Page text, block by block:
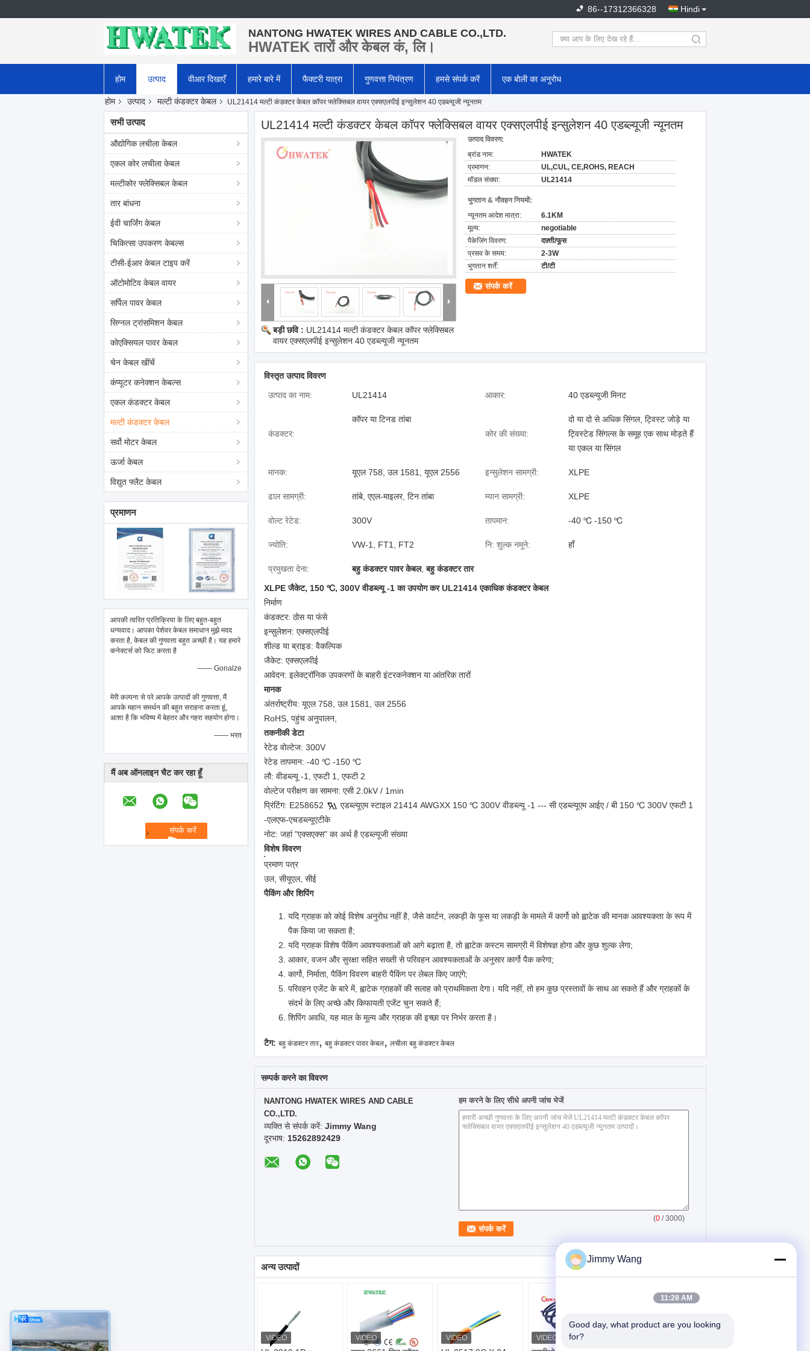
Hindi
86--17312366328
NANTONG HWATEK WIRES AND CABLE CO.,LTD.
HWATEK तारों और केबल कं, लि। search
होम उत्पाद वीआर दिखाएँ हमारे बारे में फैक्टरी यात्रा गुणवत्ता नियंत्रण हमसे संपर्क करें एक बोली का अनुरोध
होम उत्पाद मल्टी कंडक्टर केबल UL21414 मल्टी कंडक्टर केबल कॉपर फ्लेक्सिबल वायर एक्सएलपीई इन्सुलेशन 40 एडब्ल्यूजी न्यूनतम
सभी उत्पाद
औद्योगिक लचीला केबल
एकल कोर लचीला केबल
मल्टीकोर फ्लेक्सिबल केबल
तार बांधना
ईवी चार्जिंग केबल
चिकित्सा उपकरण केबल्स
टीसी-ईआर केबल टाइप करें
ऑटोमोटिव केबल वायर
सर्पिल पावर केबल
सिग्नल ट्रांसमिशन केबल
कोएक्सियल पावर केबल
चेन केबल खींचें
कंप्यूटर कनेक्शन केबल्स
एकल कंडक्टर केबल
मल्टी कंडक्टर केबल
सर्वो मोटर केबल
ऊर्जा केबल
विद्युत फ्लैट केबल
प्रमाणन
आपकी त्वरित प्रतिक्रिया के लिए बहुत-बहुत
धन्यवाद। आपका पेशेवर केबल समाधान मुझे मदद
करता है, केबल की गुणवत्ता बहुत अच्छी है। यह हमारे
कनेक्टर्स को फिट करता है
—— Gonalze
मेरी कल्पना से परे आपके उत्पादों की गुणवत्ता, मैं
आपके महान समर्थन की बहुत सराहना करता हूं,
आशा है कि भविष्य में बेहतर और गहरा सहयोग होगा।
—— भरत
मैं अब ऑनलाइन चैट कर रहा हूँ
UL21414 मल्टी कंडक्टर केबल कॉपर फ्लेक्सिबल वायर एक्सएलपीई इन्सुलेशन 40 एडब्ल्यूजी न्यूनतम
बड़ी छवि : UL21414 मल्टी कंडक्टर केबल कॉपर फ्लेक्सिबल
वायर एक्सएलपीई इन्सुलेशन 40 एडब्ल्यूजी न्यूनतम
उत्पाद विवरण:
ब्रांड नाम:
HWATEK
प्रमाणन:
UL,CUL, CE,ROHS, REACH
मॉडल संख्या:
UL21414
भुगतान & नौवहन नियमों:
न्यूनतम आदेश मात्रा:
6.1KM
मूल्य:
negotiable
पैकेजिंग विवरण:
दफ़्ती/फूस
प्रसव के समय:
2-3W
भुगतान शर्तें:
टी/टी
संपर्क करें
विस्तृत उत्पाद विवरण
उत्पाद का नाम:
UL21414 आकार: 40 एडब्ल्यूजी मिनट
कंडक्टर:
कॉपर या टिनड तांबा
कोर की संख्या:
दो या दो से अधिक सिंगल, ट्विस्ट जोड़े या
ट्विस्टेड सिंगल्स के समूह एक साथ मोड़ते हैं
या एकल या सिंगल
मानक: यूएल 758, उल 1581, यूएल 2556 इन्सुलेशन सामग्री: XLPE
ढाल सामग्री: तांबे, एएल-माइलर, टिन तांबा म्यान सामग्री: XLPE
वोल्ट रेटेड: 300V तापमान: -40 ℃ -150 ℃
ज्योति: VW-1, FT1, FT2 नि: शुल्क नमूने: हाँ
प्रमुखता देना: बहु कंडक्टर पावर केबल,बहु कंडक्टर तार
XLPE जैकेट, 150 ℃, 300V वीडब्ल्यू -1 का उपयोग कर UL21414 एकाधिक कंडक्टर केबल
निर्माण
कंडक्टर: ठोस या फंसे
इन्सुलेशन: एक्सएलपीई
शील्ड या ब्राइड: वैकल्पिक
जैकेट: एक्सएलपीई
आवेदन: इलेक्ट्रॉनिक उपकरणों के बाहरी इंटरकनेक्शन या आंतरिक तारों
मानक
अंतर्राष्ट्रीय: यूएल 758, उल 1581, उल 2556
RoHS, पहुंच अनुपालन,
तकनीकी डेटा
रेटेड वोल्टेज: 300V
रेटेड तापमान: -40 ℃ -150 ℃
लौ: वीडब्ल्यू -1, एफटी 1, एफटी 2
वोल्टेज परीक्षण का सामना: एसी 2.0kV / 1min
प्रिंटिंग: E258652
एडब्ल्यूएम स्टाइल 21414 AWGXX 150 ℃ 300V वीडब्ल्यू -1 --- सी एडब्ल्यूएम आईए / बी 150 ℃ 300V एफटी 1
-एलएफ-एचडब्ल्यूएटीके
नोट: जहां "एक्सएक्स" का अर्थ है एडब्ल्यूजी संख्या
विशेष विवरण
प्रमाण पत्र
उल, सीयूएल, सीई
पैकिंग और शिपिंग
यदि ग्राहक को कोई विशेष अनुरोध नहीं है, जैसे कार्टन, लकड़ी के फूस या लकड़ी के मामले में कार्गो को ह्वाटेक की मानक आवश्यकता के रूप में
पैक किया जा सकता है;
यदि ग्राहक विशेष पैकिंग आवश्यकताओं को आगे बढ़ाता है, तो ह्वाटेक कस्टम सामग्री में विशेषज्ञ होगा और कुछ शुल्क लेगा;
आकार, वजन और सुरक्षा सहित सख्ती से परिवहन आवश्यकताओं के अनुसार कार्गो पैक करेगा;
कार्गो, निर्माता, पैकिंग विवरण बाहरी पैकिंग पर लेबल किए जाएंगे;
परिवहन एजेंट के बारे में, ह्वाटेक ग्राहकों की सलाह को प्राथमिकता देगा। यदि नहीं, तो हम कुछ प्रस्तावों के साथ आ सकते हैं और ग्राहकों के
संदर्भ के लिए अच्छे और किफायती एजेंट चुन सकते हैं;
शिपिंग अवधि, यह माल के मूल्य और ग्राहक की इच्छा पर निर्भर करता है।
टैग: बहु कंडक्टर तार, बहु कंडक्टर पावर केबल, लचीला बहु कंडक्टर केबल
सम्पर्क करने का विवरण
NANTONG HWATEK WIRES AND CABLE
CO.,LTD.
व्यक्ति से संपर्क करें: Jimmy Wang
दूरभाष: 15262892429
हम करने के लिए सीधे अपनी जांच भेजें
(0 / 3000)
अन्य उत्पादों
Jimmy Wang
11:28 AM
Good day, what product are you looking
for?